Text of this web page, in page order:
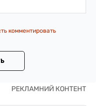
комментировать